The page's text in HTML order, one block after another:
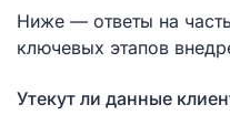
Ниже — ответы на
ключевых этапов
Утекут ли данные